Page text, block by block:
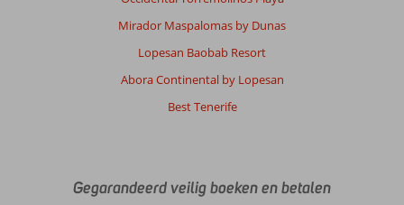
Mirador Maspalomas by Dunas
Lopesan Baobab Resort
Abora Continental by Lopesan
Best Tenerife
Gegarandeerd veilig boeken en betalen